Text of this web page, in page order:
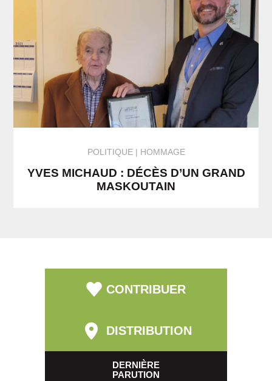
POLITIQUE HOMMAGE
YVES MICHAUD : DÉCÈS D’UN GRAND
MASKOUTAIN
CONTRIBUER
DISTRIBUTION
DERNIÈRE
PARUTION